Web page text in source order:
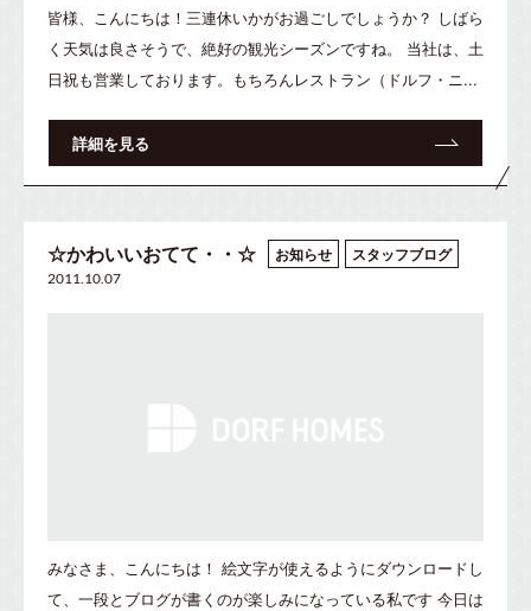
皆様、こんにちは！三連休いかがお過ごしでしょうか？ しばら
く天気は良さそうで、絶好の観光シーズンですね。 当社は、土
日祝も営業しております。もちろんレストラン（ドルフ・ニ...
詳細を見る
☆かわいいおてて・・☆ お知らせ スタッフブログ
2011.10.07
みなさま、こんにちは！ 絵文字が使えるようにダウンロードし
て、一段とブログが書くのが楽しみになっている私です 今日は